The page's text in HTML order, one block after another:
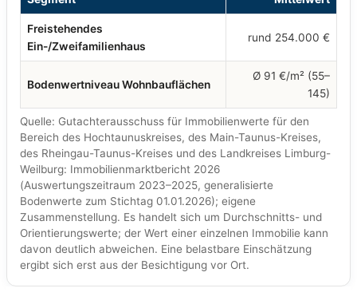
Freistehendes
Ein-/Zweifamilienhaus
rund 254.000 €
Bodenwertniveau Wohnbauflächen
Ø 91 €/m² (55–
145)
Quelle: Gutachterausschuss für Immobilienwerte für den
Bereich des Hochtaunuskreises, des Main-Taunus-Kreises,
des Rheingau-Taunus-Kreises und des Landkreises Limburg-
Weilburg: Immobilienmarktbericht 2026
(Auswertungszeitraum 2023–2025, generalisierte
Bodenwerte zum Stichtag 01.01.2026); eigene
Zusammenstellung. Es handelt sich um Durchschnitts- und
Orientierungswerte; der Wert einer einzelnen Immobilie kann
davon deutlich abweichen. Eine belastbare Einschätzung
ergibt sich erst aus der Besichtigung vor Ort.